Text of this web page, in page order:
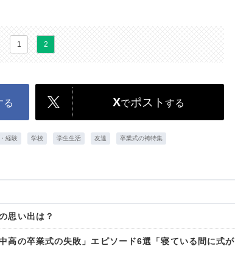
1 2
る Xでポスト する
経験 学校 学生生活 友達 卒業式の袴特集
思い出は？
高の卒業式の失敗」エピソード6選「寝ている間に式が